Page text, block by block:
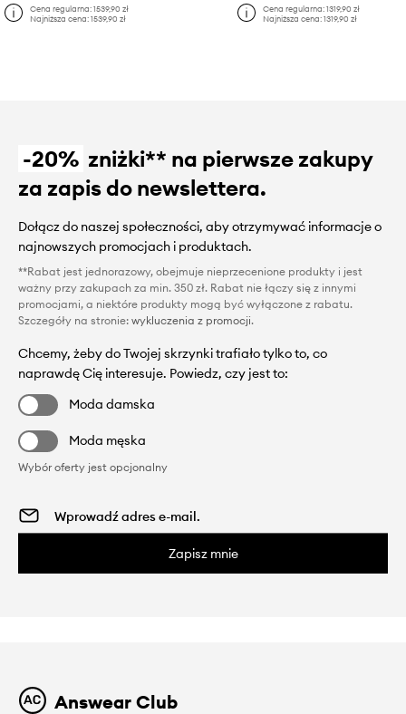
Cena regularna:1539,90 zł
Najniższa cena:1539,90 zł
Cena regularna:1319,90 zł
Najniższa cena:1319,90 zł
-20% zniżki** na pierwsze zakupy
za zapis do newslettera.
Dołącz do naszej społeczności, aby otrzymywać informacje o
najnowszych promocjach i produktach.
**Rabat jest jednorazowy, obejmuje nieprzecenione produkty i jest
ważny przy zakupach za min. 350 zł. Rabat nie łączy się z innymi
promocjami, a niektóre produkty mogą być wyłączone z rabatu.
Szczegóły na stronie: wykluczenia z promocji.
Chcemy, żeby do Twojej skrzynki trafiało tylko to, co
naprawdę Cię interesuje. Powiedz, czy jest to:
Moda damska
Moda męska
Wybór oferty jest opcjonalny
Zapisz mnie
Answear Club